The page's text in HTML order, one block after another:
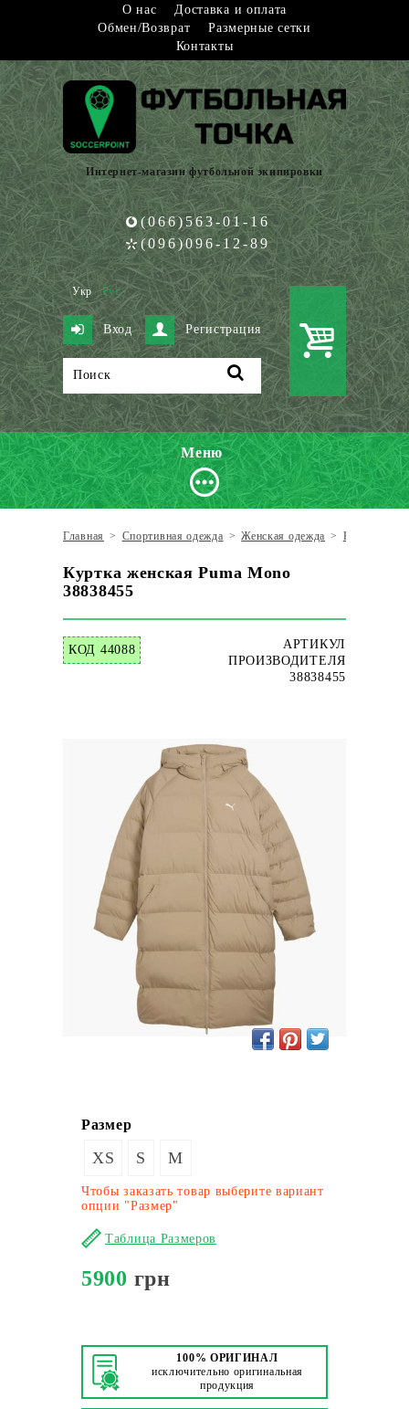
О нас
Доставка и оплата
Обмен/Возврат
Размерные сетки
Контакты
Интернет-магазин футбольной экипировки
(066)563-01-16
(096)096-12-89
Укр Рус
Вход Регистрация
Меню
Главная > Спортивная одежда > Женская одежда > Куртки
Куртка женская Puma Mono
38838455
КОД 44088
АРТИКУЛ
ПРОИЗВОДИТЕЛЯ
38838455
Размер
XS S M
Чтобы заказать товар выберите вариант
опции "Размер"
Таблица Размеров
5900 грн
100% ОРИГИНАЛ
исключительно оригинальная
продукция